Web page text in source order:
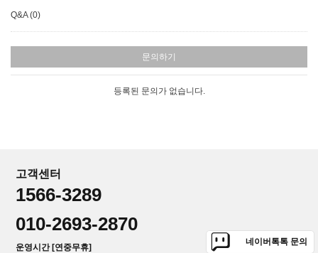
Q&A (0)
문의하기
등록된 문의가 없습니다.
고객센터
1566-3289
010-2693-2870
운영시간 [연중무휴]
네이버톡톡 문의